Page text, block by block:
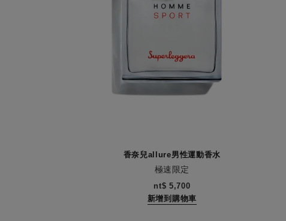
香奈兒allure男性運動香水
極速限定
nt$ 5,700
新增到購物車